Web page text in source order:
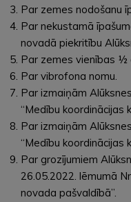
Par zemes nodošanu
Par nekustamā
novadā piekritību
Par zemes vienības ½
Par vibrofona nomu.
Par izmaiņām
“Medību koordinācijas
Par izmaiņām
“Medību koordinācijas
Par grozījumiem
26.05.2022. lēmumā
novada pašvaldībā”.